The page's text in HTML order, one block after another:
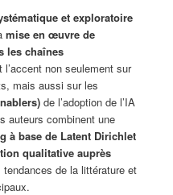
et exploratoire
mise en œuvre de
les chaînes
l’accent non seulement sur
mais aussi sur les
de l’adoption de l’IA
auteurs combinent une
à base de Latent Dirichlet
qualitative auprès
de la littérature et